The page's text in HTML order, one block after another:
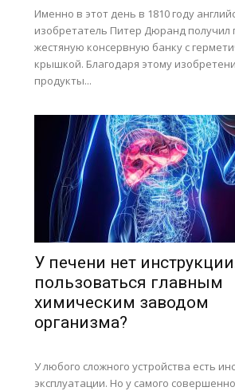
Именно в этот день в 1810 году
изобретатель Питер Дюранд получил
жестяную консервную банку с
крышкой. Благодаря этому
продукты...
У печени нет
пользоваться главным
химическим заводом
организма?
У любого сложного устройства есть
эксплуатации. Но у самого